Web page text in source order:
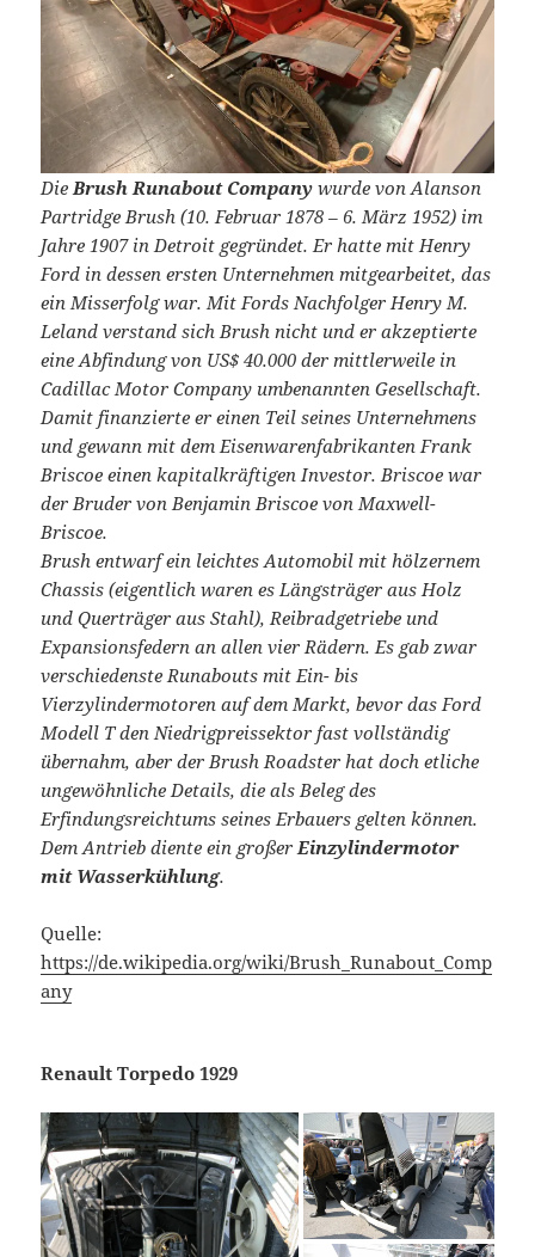
Die Brush Runabout Company wurde von Alanson
Partridge Brush (10. Februar 1878 – 6. März 1952) im
Jahre 1907 in Detroit gegründet. Er hatte mit Henry
Ford in dessen ersten Unternehmen mitgearbeitet, das
ein Misserfolg war. Mit Fords Nachfolger Henry M.
Leland verstand sich Brush nicht und er akzeptierte
eine Abfindung von US$ 40.000 der mittlerweile in
Cadillac Motor Company umbenannten Gesellschaft.
Damit finanzierte er einen Teil seines Unternehmens
und gewann mit dem Eisenwarenfabrikanten Frank
Briscoe einen kapitalkräftigen Investor. Briscoe war
der Bruder von Benjamin Briscoe von Maxwell-
Briscoe.
Brush entwarf ein leichtes Automobil mit hölzernem
Chassis (eigentlich waren es Längsträger aus Holz
und Querträger aus Stahl), Reibradgetriebe und
Expansionsfedern an allen vier Rädern. Es gab zwar
verschiedenste Runabouts mit Ein- bis
Vierzylindermotoren auf dem Markt, bevor das Ford
Modell T den Niedrigpreissektor fast vollständig
übernahm, aber der Brush Roadster hat doch etliche
ungewöhnliche Details, die als Beleg des
Erfindungsreichtums seines Erbauers gelten können.
Dem Antrieb diente ein großer Einzylindermotor
mit Wasserkühlung.
Quelle:
https://de.wikipedia.org/wiki/Brush_Runabout_Comp
any
Renault Torpedo 1929